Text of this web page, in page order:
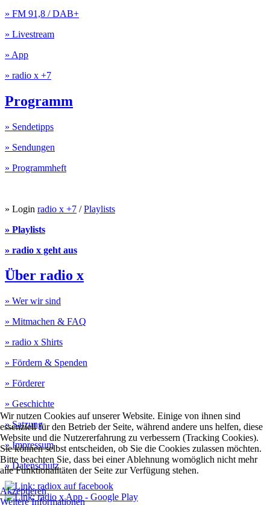
» FM 91,8 / DAB+
» Livestream
» App
» radio x +7
Programm
» Sendetipps
» Sendungen
» Programmheft
» Login radio x +7 /Playlists
» Playlists
» radio x geht aus
Über radio x
» Wer wir sind
» Mitmachen & FAQ
» radio x Shirts
» Fördern & Spenden
» Förderer
» Geschichte
» Satzung
» Impressum
» Datenschutz
Wir nutzen Cookies auf unserer Website. Einige von ihnen sind
essenziell für den Betrieb der Seite, während andere uns helfen, diese
Website und die Nutzererfahrung zu verbessern (Tracking Cookies).
Sie können selbst entscheiden, ob Sie die Cookies zulassen möchten.
Bitte beachten Sie, dass bei einer Ablehnung womöglich nicht mehr
alle Funktionalitäten der Seite zur Verfügung stehen.
Akzeptieren
Weitere Informationen